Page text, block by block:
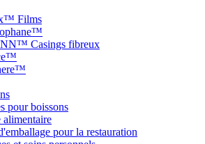
Films
Casings fibreux
pour boissons
alimentaire
pour la restauration